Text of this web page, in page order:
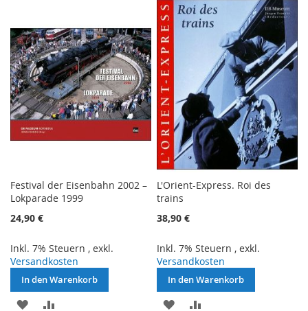
HINZUFÜGEN
HINZUFÜGEN
WUNSCHLISTE
HINZUFÜGEN
VERGLEICHSLISTE
HINZUFÜGEN
Festival der Eisenbahn 2002 –
Lokparade 1999
24,90 €
Inkl. 7% Steuern , exkl.
Versandkosten
In den Warenkorb
ZUR
L'Orient-Express. Roi des
trains
38,90 €
Inkl. 7% Steuern ,exkl.
Versandkosten
In den Warenkorb
ZUR